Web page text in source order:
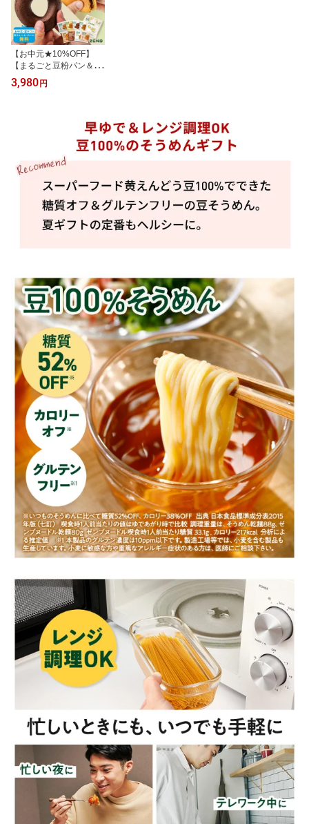
【お中元★10%OFF】
【まるごと豆粉パン＆ド
ーナツ ギフト】ZENB ゼ
ンブ ゼンブブレッド ゼ
テンフリー ロングライフ
パン 2026 父の日 お中元
夏ギフト 誕生日 プレゼ
ント 内祝い 出産祝い 楽
天限定 ソーシャルギフト
3,980円